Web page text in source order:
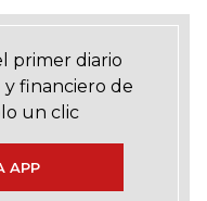
primer diario
y financiero de
un clic
APP